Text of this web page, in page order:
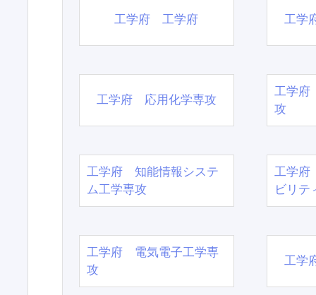
工学府 工学府 工学
工学府 応用化学専攻
工学府
攻
工学府 知能情報システ
ム工学専攻
工学府
ビリテ
工学府 電気電子工学専
攻
工学